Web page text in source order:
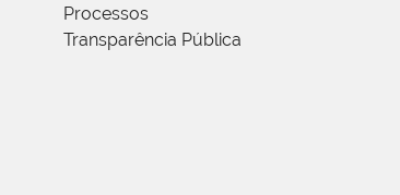
Processos
Transparência Pública